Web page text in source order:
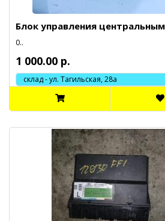
Блок управления
0..
1 000.00 р.
склад - ул. Тагильская, 28а